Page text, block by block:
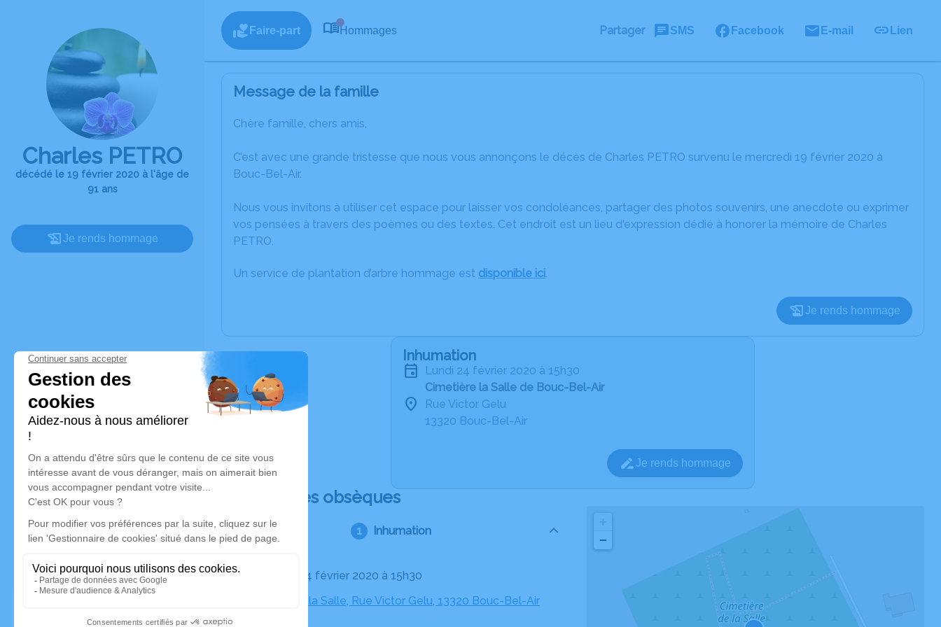
Charles PETRO
décédé le 19 février 2020 à l'âge de
91 ans
Je rends hommage
Faire-part Hommages Partager SMS Facebook E-mail Lien
Message de la famille
Chère famille, chers amis,
C’est avec une grande tristesse que nous vous annonçons le décès de Charles PETRO survenu le mercredi 19 février 2020 à
Bouc-Bel-Air.
Nous vous invitons à utiliser cet espace pour laisser vos condoléances, partager des photos souvenirs, une anecdote ou exprimer
vos pensées à travers des poèmes ou des textes. Cet endroit est un lieu d'expression dédié à honorer la mémoire de Charles
PETRO.
Un service de plantation d’arbre hommage est disponible ici.
Je rends hommage
Inhumation
lundi 24 février 2020 à 15h30
Cimetière la Salle de Bouc-Bel-Air
Rue Victor Gelu
13320 Bouc-Bel-Air
Je rends hommage
Déroulé des obsèques
Inhumation
Le lundi 24 février 2020 à 15h30
Cimetière la Salle, Rue Victor Gelu, 13320 Bouc-Bel-Air
−